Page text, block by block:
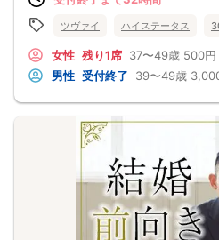
ツヴァイ ハイステータス
女性 残り1席 37〜49歳 500円
男性 受付終了 39〜49歳